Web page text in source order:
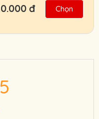
chuyến đi, thanh
tour.
tác, khách đoàn,
đ Chọn